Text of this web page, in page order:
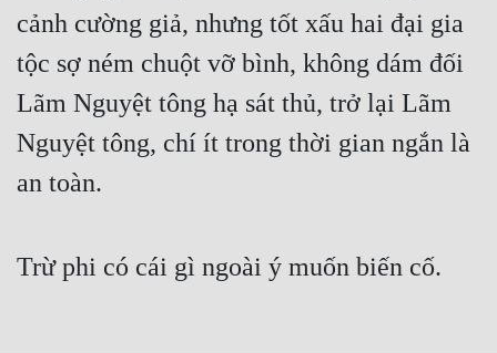
Gia Đấu
Góc Nhìn Nam
Góc Nhìn Nữ
Huyền Huyễn
Huyền Nghi
Hài Hước
cảnh cường giả, nhưng tốt xấu hai đại gia
tộc sợ ném chuột vỡ bình, không dám đối
Lãm Nguyệt tông hạ sát thủ, trở lại Lãm
Nguyệt tông, chí ít trong thời gian ngắn là
an toàn.
Trừ phi có cái gì ngoài ý muốn biến cố.